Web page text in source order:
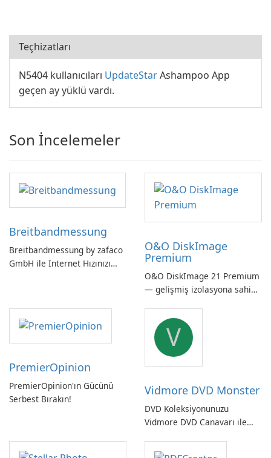
Teçhizatları
N5404 kullanıcıları UpdateStarAshampoo App
geçen ay yüklü vardı.
Son İncelemeler
Breitbandmessung
Breitbandmessung by zafaco
GmbH ile İnternet Hızınızı
O&O DiskImage
Premium
O&O DiskImage 21 Premium
— gelişmiş izolasyona sahip
sistem yedekleme
PremierOpinion
PremierOpinion'ın Gücünü
Serbest Bırakın!
V
Vidmore DVD Monster
DVD Koleksiyonunuzu
Vidmore DVD Canavarı ile